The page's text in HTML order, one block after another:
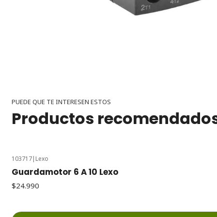
PUEDE QUE TE INTERESEN ESTOS
Productos
103717| Lexo
Guardamotor 6 A 10 Lexo
$24.990